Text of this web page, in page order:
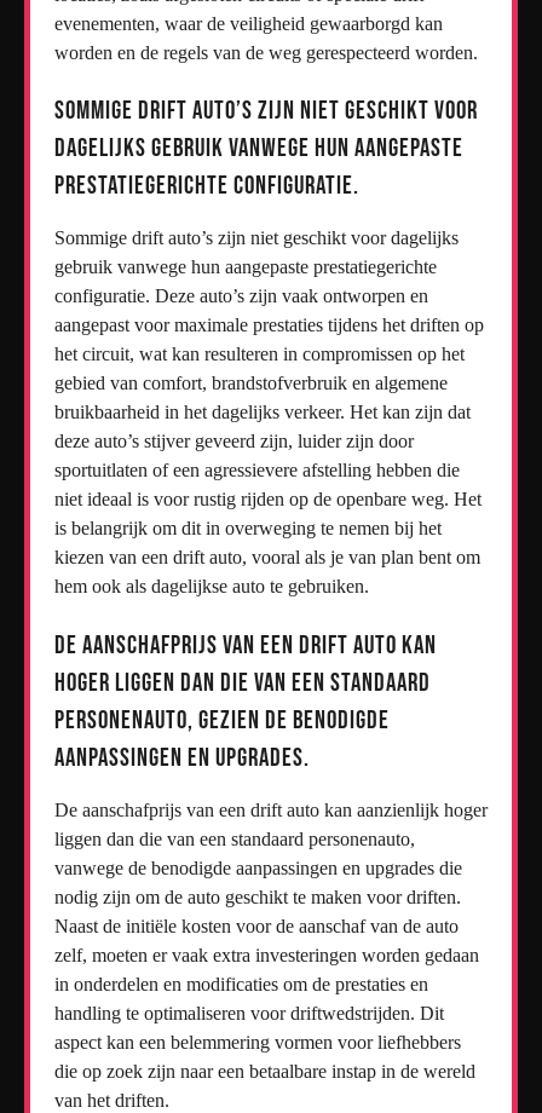
evenementen, waar de veiligheid gewaarborgd kan
worden en de regels van de weg gerespecteerd worden.
Sommige drift auto’s zijn niet geschikt voor
dagelijks gebruik vanwege hun aangepaste
prestatiegerichte configuratie.
Sommige drift auto’s zijn niet geschikt voor dagelijks
gebruik vanwege hun aangepaste prestatiegerichte
configuratie. Deze auto’s zijn vaak ontworpen en
aangepast voor maximale prestaties tijdens het driften op
het circuit, wat kan resulteren in compromissen op het
gebied van comfort, brandstofverbruik en algemene
bruikbaarheid in het dagelijks verkeer. Het kan zijn dat
deze auto’s stijver geveerd zijn, luider zijn door
sportuitlaten of een agressievere afstelling hebben die
niet ideaal is voor rustig rijden op de openbare weg. Het
is belangrijk om dit in overweging te nemen bij het
kiezen van een drift auto, vooral als je van plan bent om
hem ook als dagelijkse auto te gebruiken.
De aanschafprijs van een drift auto kan
hoger liggen dan die van een standaard
personenauto, gezien de benodigde
aanpassingen en upgrades.
De aanschafprijs van een drift auto kan aanzienlijk hoger
liggen dan die van een standaard personenauto,
vanwege de benodigde aanpassingen en upgrades die
nodig zijn om de auto geschikt te maken voor driften.
Naast de initiële kosten voor de aanschaf van de auto
zelf, moeten er vaak extra investeringen worden gedaan
in onderdelen en modificaties om de prestaties en
handling te optimaliseren voor driftwedstrijden. Dit
aspect kan een belemmering vormen voor liefhebbers
die op zoek zijn naar een betaalbare instap in de wereld
van het driften.